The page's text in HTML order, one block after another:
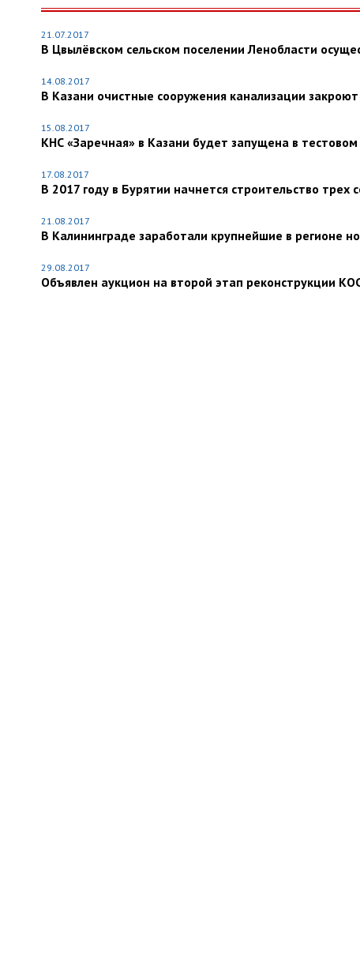
21.07.2017
В Цвылёвском сельском поселении Ленобласти
14.08.2017
В Казани очистные сооружения канализации
15.08.2017
КНС «Заречная» в Казани будет запущена в
17.08.2017
В 2017 году в Бурятии начнется строительство
21.08.2017
В Калининграде заработали крупнейшие в регионе
29.08.2017
Объявлен аукцион на второй этап реконструкции